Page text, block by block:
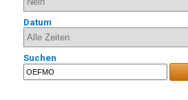
Datum
Suchen